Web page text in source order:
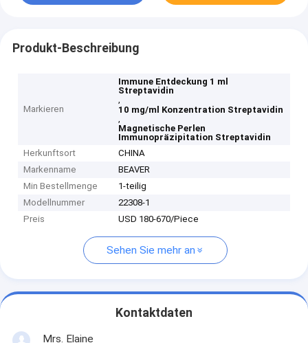
Produkt-Beschreibung
Markieren
Immune Entdeckung 1 ml
Streptavidin
,
10 mg/ml Konzentration Streptavidin
,
Magnetische Perlen
Immunopräzipitation Streptavidin
Herkunftsort
CHINA
Markenname
BEAVER
Min Bestellmenge
1-teilig
Modellnummer
22308-1
Preis
USD 180-670/Piece
Sehen Sie mehr an
Kontaktdaten
Mrs. Elaine